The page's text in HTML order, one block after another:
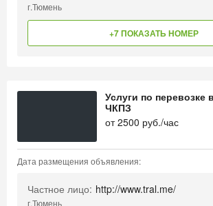
г.Тюмень
+7 ПОКАЗАТЬ НОМЕР
Услуги по перевозке
ЧКПЗ
от2500 руб./час
Дата размещения объявления:
Частное лицо: http://www.tral.me/
г.Тюмень